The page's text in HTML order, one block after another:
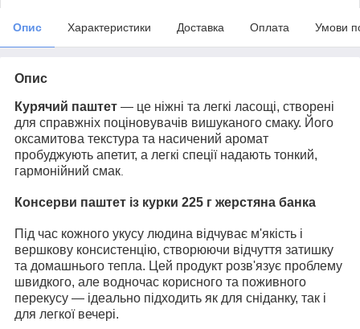
Опис Характеристики Доставка Оплата Умови
Опис
Курячий паштет — це ніжні та легкі ласощі, створені
для справжніх поціновувачів вишуканого смаку. Його
оксамитова текстура та насичений аромат
пробуджують апетит, а легкі спеції надають тонкий,
гармонійний смак
Консерви паштет із курки 225 г жерстяна банка
Під час кожного укусу людина відчуває м'якість і
вершкову консистенцію, створюючи відчуття затишку
та домашнього тепла. Цей продукт розв'язує проблему
швидкого, але водночас корисного та поживного
перекусу — ідеально підходить як для сніданку, так і
для легкої вечері.